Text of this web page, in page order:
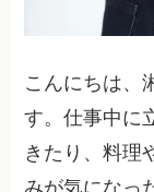
こんにちは、
す。仕事中に
きたり、料理
みが気になっ